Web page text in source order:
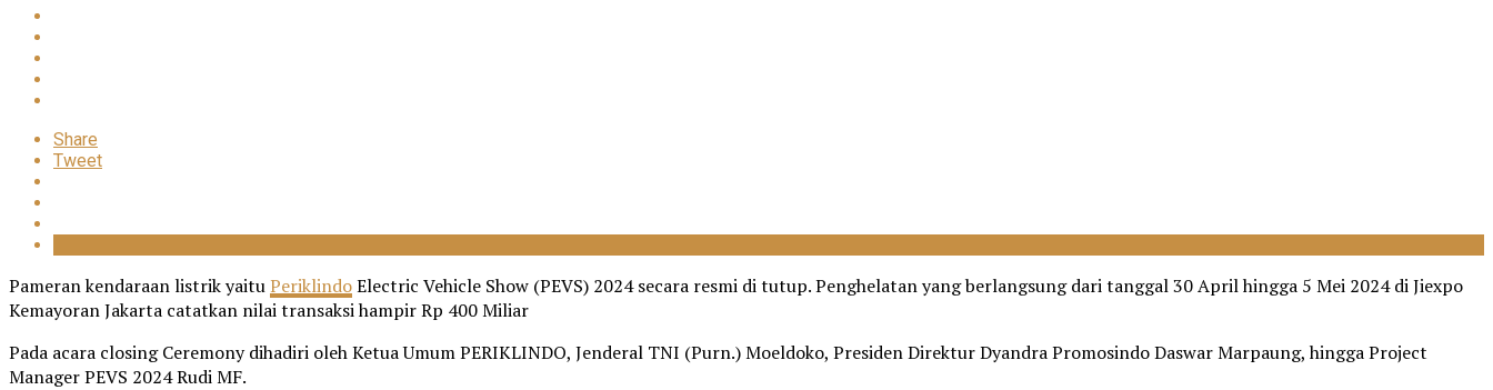
Share
Tweet
Pameran kendaraan listrik yaituPeriklindoElectric Vehicle Show (PEVS) 2024 secara resmi di tutup. Penghelatan yang berlangsung dari tanggal 30 April hingga 5 Mei 2024 di Jiexpo
Kemayoran Jakarta catatkan nilai transaksi hampir Rp 400 Miliar
Pada acara closing Ceremony dihadiri oleh Ketua Umum PERIKLINDO, Jenderal TNI (Purn.) Moeldoko, Presiden Direktur Dyandra Promosindo Daswar Marpaung, hingga Project
Manager PEVS 2024 Rudi MF.